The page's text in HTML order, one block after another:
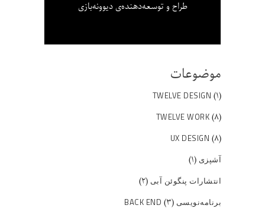
طراح و توسعه‌دهنده‌ی دیوونه‌بازی
موضوعات
TWELVE DESIGN (۱)
TWELVE WORK (۸)
UX DESIGN (۸)
آشپزی (۱)
انتشارات پنگوئن آبی (۲)
برنامه‌نویسی BACK END (۳)